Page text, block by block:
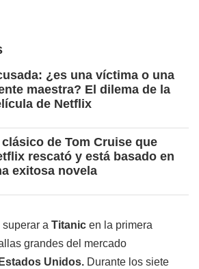
¿es una víctima o una
maestra? El dilema de la
de Netflix
clásico de Tom Cruise que
rescató y está basado en
exitosa novela
superar a Titanic en la primera
grandes del mercado
Estados Unidos. Durante los siete